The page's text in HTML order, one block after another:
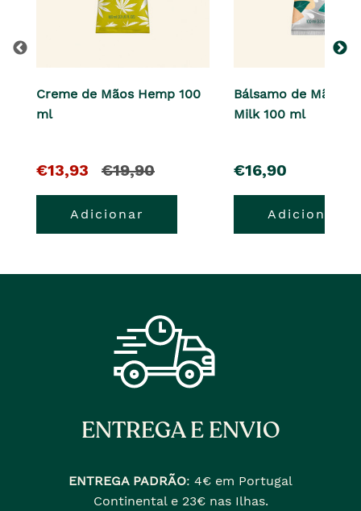
Creme de Mãos Hemp 100
ml
O
pre�o
atual
€13,93
e
o
pre�o
era
€19,90
Adicionar
Bálsamo de Mãos
Milk 100 ml
pre�o
€16,90
Adicionar
ENTREGA E ENVIO
ENTREGA PADRÃO: 4€ em Portugal
Continental e 23€ nas Ilhas.